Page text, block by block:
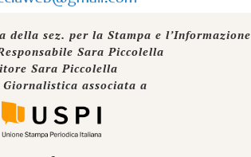
sez. per la Stampa e
Sara Piccolella
Sara Piccolella
Giornalistica associata a